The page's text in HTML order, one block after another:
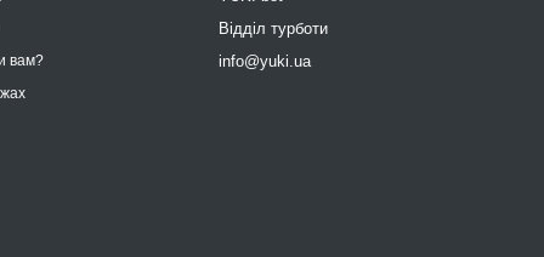
вам?
Відділ турботи
info@yuki.ua